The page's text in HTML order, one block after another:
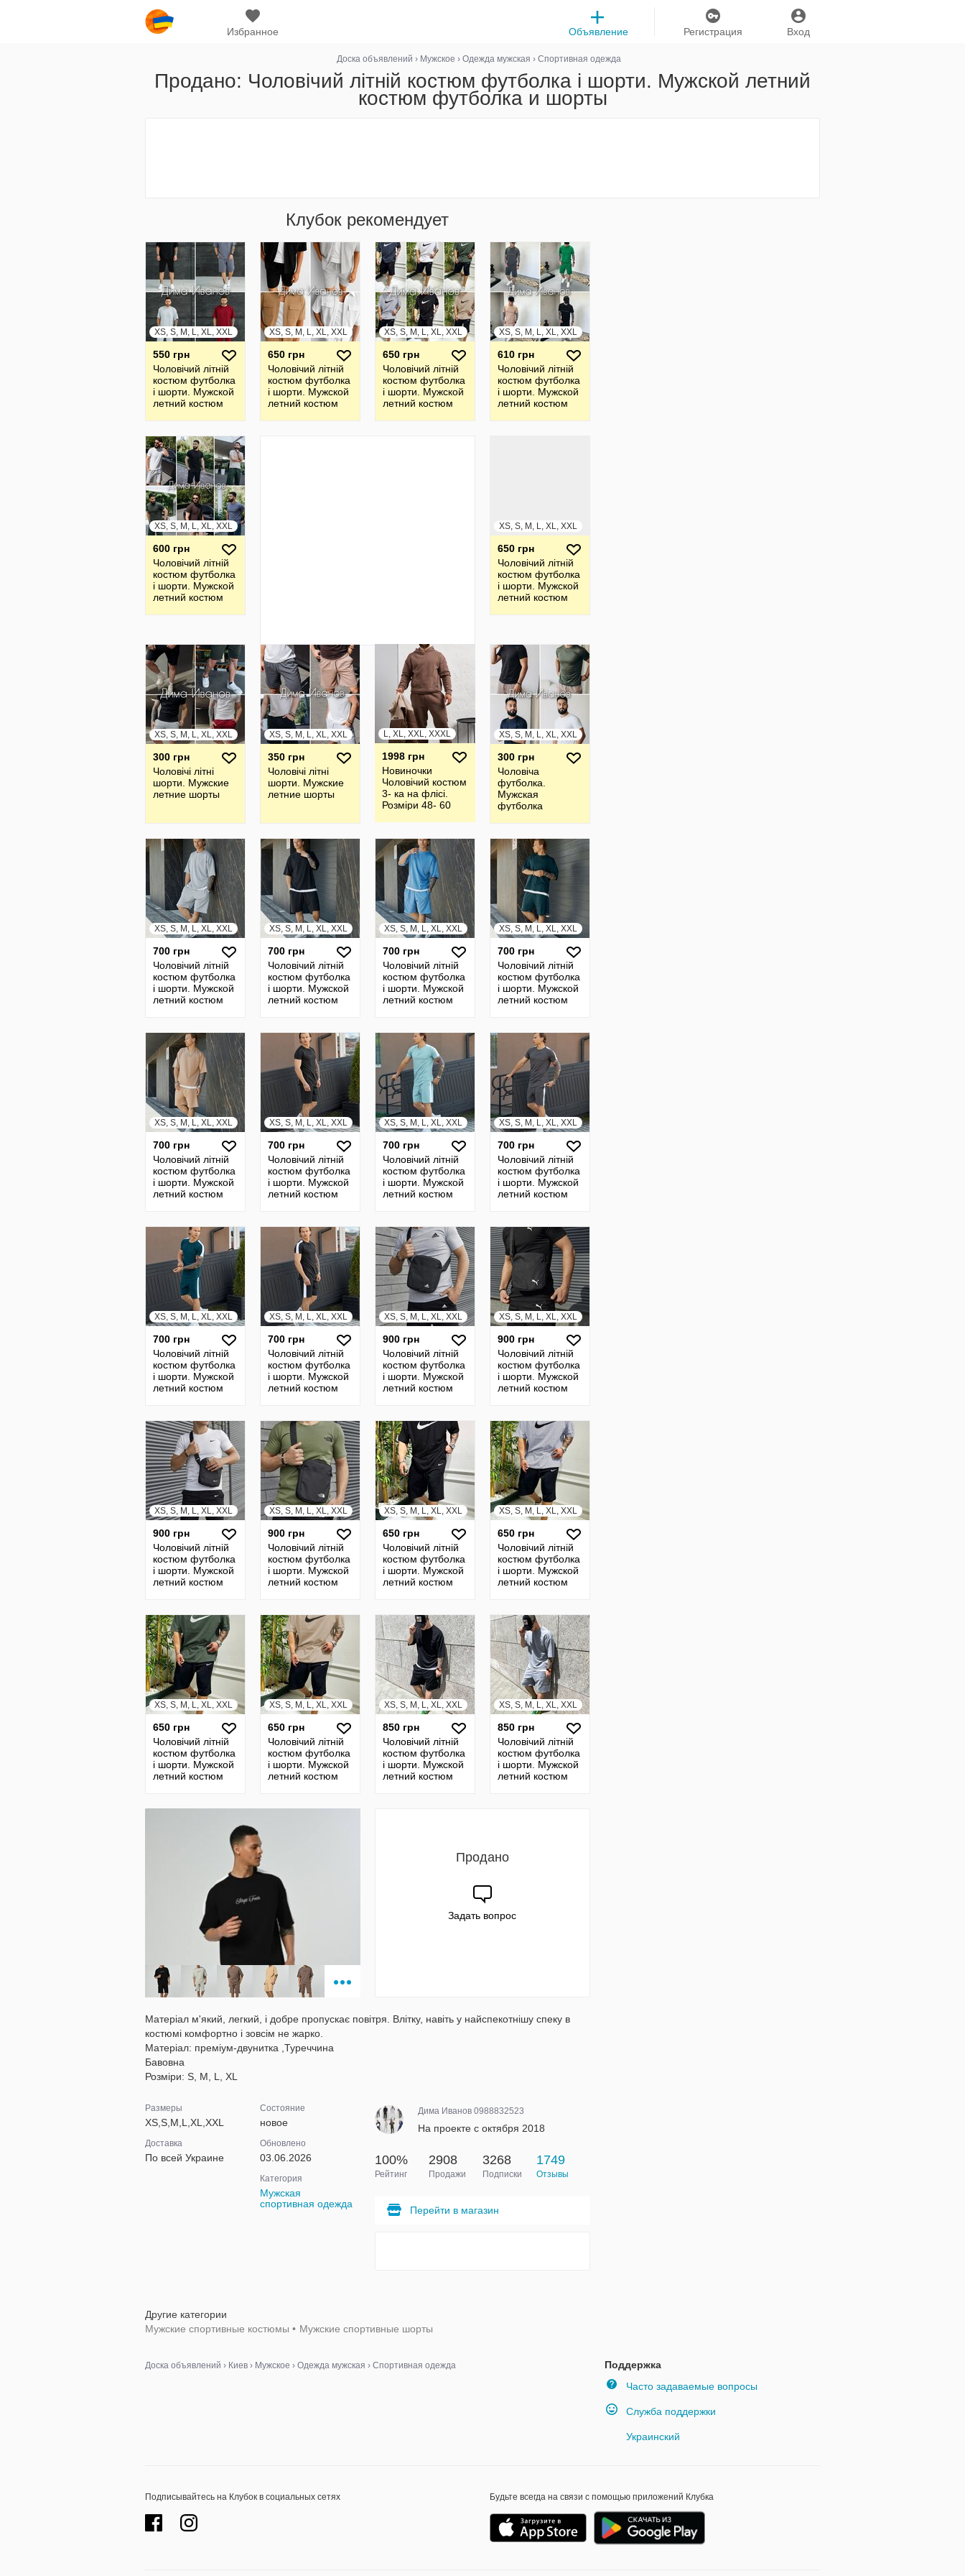
Избранное Вход
Регистрация
Объявление
Доска объявлений › Мужское › Одежда мужская › Спортивная одежда
Продано: Чоловічий літній костюм футболка і шорти. Мужской летний
костюм футболка и шорты
Клубок рекомендует
XS, S, M, L, XL, XXL
550 грн
Чоловічий літній
костюм футболка
і шорти. Мужской
летний костюм
XS, S, M, L, XL, XXL
650 грн
Чоловічий літній
костюм футболка
і шорти. Мужской
летний костюм
XS, S, M, L, XL, XXL
650 грн
Чоловічий літній
костюм футболка
і шорти. Мужской
летний костюм
XS, S, M, L, XL, XXL
610 грн
Чоловічий літній
костюм футболка
і шорти. Мужской
летний костюм
XS, S, M, L, XL, XXL
600 грн
Чоловічий літній
костюм футболка
і шорти. Мужской
летний костюм
XS, S, M, L, XL, XXL
650 грн
Чоловічий літній
костюм футболка
і шорти. Мужской
летний костюм
XS, S, M, L, XL, XXL
300 грн
Чоловічі літні
шорти. Мужские
летние шорты
XS, S, M, L, XL, XXL
350 грн
Чоловічі літні
шорти. Мужские
летние шорты
L, XL, XXL, XXXL
1998 грн
Новиночки
Чоловічий костюм
3- ка на флісі.
Розміри 48- 60
XS, S, M, L, XL, XXL
300 грн
Чоловіча
футболка.
Мужская
футболка
XS, S, M, L, XL, XXL
700 грн
Чоловічий літній
костюм футболка
і шорти. Мужской
летний костюм
XS, S, M, L, XL, XXL
700 грн
Чоловічий літній
костюм футболка
і шорти. Мужской
летний костюм
XS, S, M, L, XL, XXL
700 грн
Чоловічий літній
костюм футболка
і шорти. Мужской
летний костюм
XS, S, M, L, XL, XXL
700 грн
Чоловічий літній
костюм футболка
і шорти. Мужской
летний костюм
XS, S, M, L, XL, XXL
700 грн
Чоловічий літній
костюм футболка
і шорти. Мужской
летний костюм
XS, S, M, L, XL, XXL
700 грн
Чоловічий літній
костюм футболка
і шорти. Мужской
летний костюм
XS, S, M, L, XL, XXL
700 грн
Чоловічий літній
костюм футболка
і шорти. Мужской
летний костюм
XS, S, M, L, XL, XXL
700 грн
Чоловічий літній
костюм футболка
і шорти. Мужской
летний костюм
XS, S, M, L, XL, XXL
700 грн
Чоловічий літній
костюм футболка
і шорти. Мужской
летний костюм
XS, S, M, L, XL, XXL
700 грн
Чоловічий літній
костюм футболка
і шорти. Мужской
летний костюм
XS, S, M, L, XL, XXL
900 грн
Чоловічий літній
костюм футболка
і шорти. Мужской
летний костюм
в подарок
XS, S, M, L, XL, XXL
900 грн
Чоловічий літній
костюм футболка
і шорти. Мужской
летний костюм
в подарок
XS, S, M, L, XL, XXL
900 грн
Чоловічий літній
костюм футболка
і шорти. Мужской
летний костюм
в подарок
XS, S, M, L, XL, XXL
900 грн
Чоловічий літній
костюм футболка
і шорти. Мужской
летний костюм
в подарок
XS, S, M, L, XL, XXL
650 грн
Чоловічий літній
костюм футболка
і шорти. Мужской
летний костюм
XS, S, M, L, XL, XXL
650 грн
Чоловічий літній
костюм футболка
і шорти. Мужской
летний костюм
XS, S, M, L, XL, XXL
650 грн
Чоловічий літній
костюм футболка
і шорти. Мужской
летний костюм
XS, S, M, L, XL, XXL
650 грн
Чоловічий літній
костюм футболка
і шорти. Мужской
летний костюм
XS, S, M, L, XL, XXL
850 грн
Чоловічий літній
костюм футболка
і шорти. Мужской
летний костюм
XS, S, M, L, XL, XXL
850 грн
Чоловічий літній
костюм футболка
і шорти. Мужской
летний костюм
Продано
Задать вопрос
Матеріал м'який, легкий, і добре пропускає повітря. Влітку, навіть у найспекотнішу спеку в
костюмі комфортно і зовсім не жарко.
Матеріал: преміум-двунитка ,Туреччина
Бавовна
Розміри: S, M, L, XL
Размеры
XS,S,M,L,XL,XXL
Доставка
По всей Украине
Состояние
новое
Обновлено
03.06.2026
Категория
Мужская
спортивная одежда
Дима Иванов 0988832523
На проекте с октября 2018
100%
Рейтинг
2908
Продажи
3268
Подписки
1749
Отзывы
Перейти в магазин
Другие категории
Мужские спортивные костюмы • Мужские спортивные шорты
Поддержка
Часто задаваемые вопросы
Служба поддержки
Украинский
Доска объявлений › Киев › Мужское › Одежда мужская › Спортивная одежда
Подписывайтесь на Клубок в социальных сетях Будьте всегда на связи с помощью приложений Клубка